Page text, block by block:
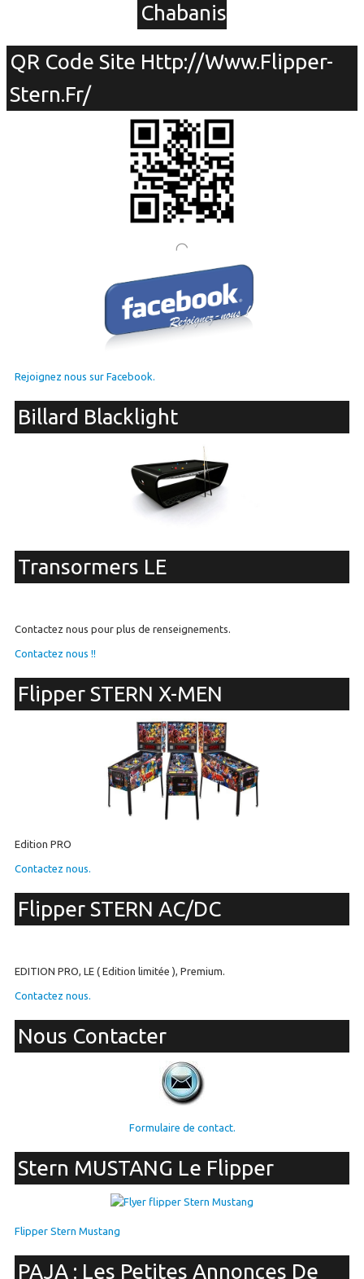
Chabanis
QR Code Site Http://www.flipper-
Stern.fr/
Rejoignez nous sur Facebook.
Billard Blacklight
Transormers LE
Contactez nous pour plus de renseignements.
Contactez nous !!
Flipper STERN X-MEN
Edition PRO
Contactez nous.
Flipper STERN AC/DC
EDITION PRO, LE ( Edition limitée ), Premium.
Contactez nous.
Nous Contacter
Formulaire de contact.
Stern MUSTANG Le Flipper
Flipper Stern Mustang
PAJA : Les Petites Annonces De